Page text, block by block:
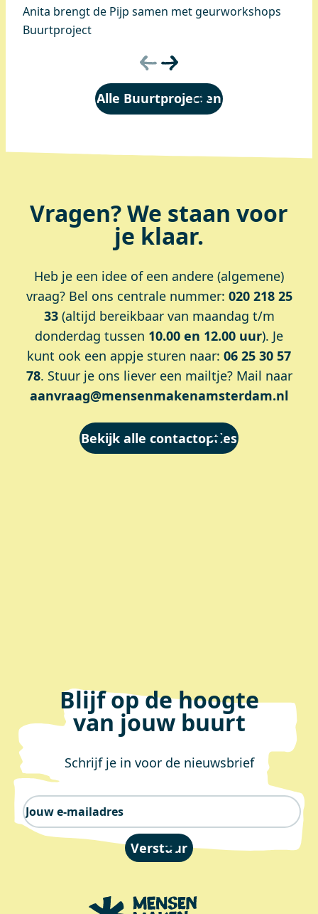
Anita brengt de Pijp samen met geurworkshops
Buurtproject
Alle Buurtprojecten
Vragen? We staan voor
je klaar.
Heb je een idee of een andere (algemene)
vraag? Bel ons centrale nummer: 020 218 25
33 (altijd bereikbaar van maandag t/m
donderdag tussen 10.00 en 12.00 uur). Je
kunt ook een appje sturen naar: 06 25 30 57
78. Stuur je ons liever een mailtje? Mail naar
aanvraag@mensenmakenamsterdam.nl
Bekijk alle contactopties
Blijf op de hoogte
van jouw buurt
Schrijf je in voor de nieuwsbrief
E-mailadres
Verstuur